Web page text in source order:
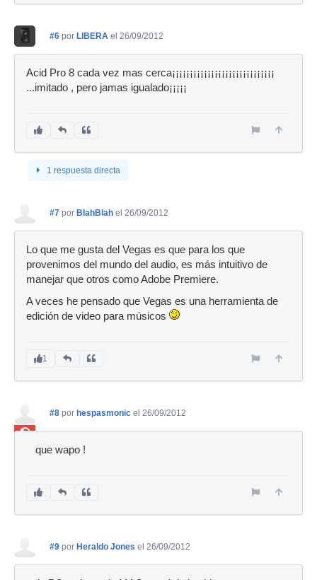
#6 por LIBERA el 26/09/2012
Acid Pro 8 cada vez mas cerca¡¡¡¡¡¡¡¡¡¡¡¡¡¡¡¡¡¡¡¡¡¡¡¡¡¡¡¡¡
...imitado , pero jamas igualado¡¡¡¡¡
1 respuesta directa
#7 por BlahBlah el 26/09/2012
Lo que me gusta del Vegas es que para los que
provenimos del mundo del audio, es más intuitivo de
manejar que otros como Adobe Premiere.
A veces he pensado que Vegas es una herramienta de
edición de video para músicos
1
Ban
#8 por hespasmonic el 26/09/2012
que wapo !
#9 por Heraldo Jones el 26/09/2012